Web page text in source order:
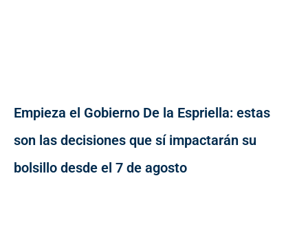
Empieza el Gobierno De la Espriella: estas
son las decisiones que sí impactarán su
bolsillo desde el 7 de agosto